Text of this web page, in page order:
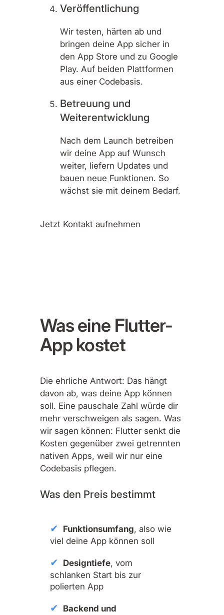
Veröffentlichung
Wir testen, härten ab und
bringen deine App sicher in
den App Store und zu Google
Play. Auf beiden Plattformen
aus einer Codebasis.
Betreuung und
Weiterentwicklung
Nach dem Launch betreiben
wir deine App auf Wunsch
weiter, liefern Updates und
bauen neue Funktionen. So
wächst sie mit deinem Bedarf.
Jetzt Kontakt aufnehmen
Was eine Flutter-
App kostet
Die ehrliche Antwort: Das hängt
davon ab, was deine App können
soll. Eine pauschale Zahl würde dir
mehr verschweigen als sagen. Was
wir sagen können: Flutter senkt die
Kosten gegenüber zwei getrennten
nativen Apps, weil wir nur eine
Codebasis pflegen.
Was den Preis bestimmt
Funktionsumfang, also wie
viel deine App können soll
Designtiefe, vom
schlanken Start bis zur
polierten App
Backend und